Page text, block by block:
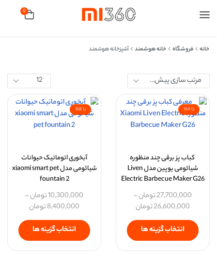
0
خانه فروشگاه خانه هوشمند آشپزخانه هوشمند
تا 4%
کباب پز برقی چند منظوره
شیائومی یوپین مدل Liven
Electric Barbecue Maker G26
27,700,000تومان–
26,600,000تومان
انتخاب گزینه ها
تا 8%
آبخوری اتوماتیک حیوانات
شیائومی مدل xiaomi smart pet
fountain 2
10,300,000تومان–
8,400,000تومان
انتخاب گزینه ها